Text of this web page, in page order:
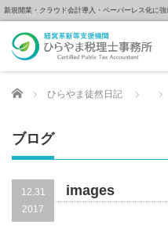
新規開業・クラウド会計導入・ペーパーレス化に
Home ひらやま徒然日記
ブログ
12.31
2017
images